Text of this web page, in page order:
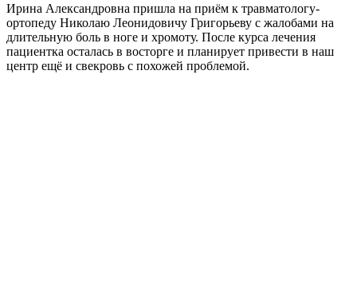
Ирина Александровна пришла на приём к травматологу-
ортопеду Николаю Леонидовичу Григорьеву с жалобами на
длительную боль в ноге и хромоту. После курса лечения
пациентка осталась в восторге и планирует привести в наш
центр ещё и свекровь с похожей проблемой.